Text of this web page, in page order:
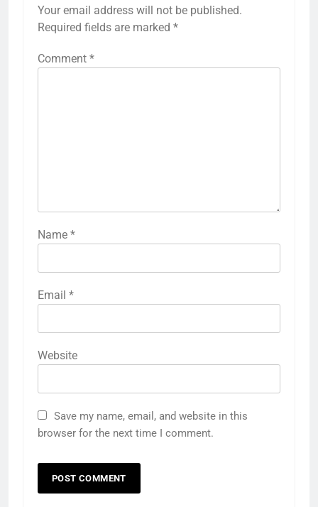
Your email address will not be published.
Required fields are marked *
Comment *
Name *
Email *
Website
Save my name, email, and website in this
browser for the next time I comment.